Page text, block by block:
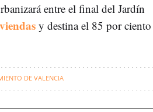
entre el final del Jardín
y destina el 85 por ciento
DE VALENCIA